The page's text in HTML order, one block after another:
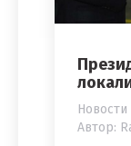
Автор: